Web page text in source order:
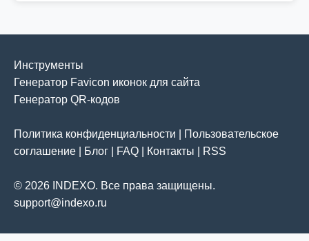
Инструменты
Генератор Favicon иконок для сайта
Генератор QR-кодов
Политика конфиденциальности
Пользовательское
соглашение
Блог FAQ Контакты RSS
© 2026 INDEXO. Все права защищены.
support@indexo.ru